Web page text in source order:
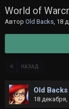
World of
Автор Old Backs, 18
НАЗАД
Old Backs
18 декабря,